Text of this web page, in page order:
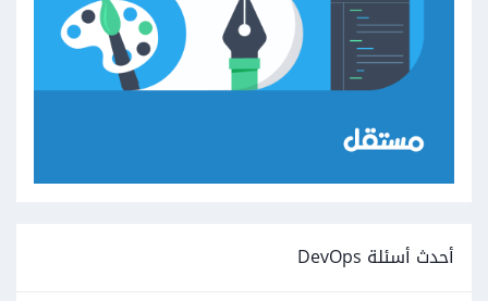
أحدث أسئلة DevOps